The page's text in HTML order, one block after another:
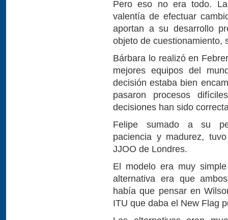
Pero eso no era todo.
valentía de efectuar
aportan a su desarrollo
objeto de cuestionamiento,
Bárbara lo realizó en
mejores equipos del
decisión estaba bien
pasaron procesos
decisiones han sido
Felipe sumado a su
paciencia y madurez,
JJOO de Londres.
El modelo era muy
alternativa era que
había que pensar en
ITU que daba el New Flag